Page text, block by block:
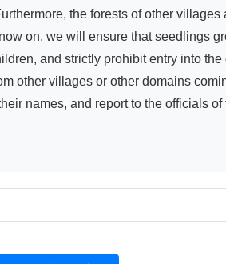
the forests of other
on, we will ensure that seedlings
and strictly prohibit entry into
other villages or other domains
names, and report to the officials